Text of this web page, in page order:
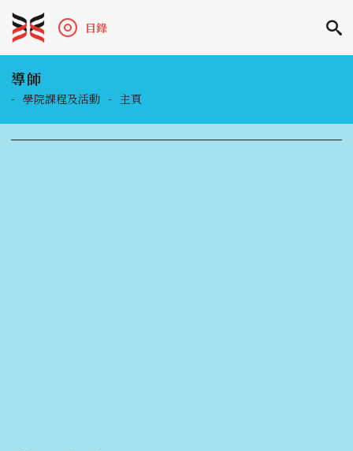
目錄
導師
- 學院課程及活動 - 主頁